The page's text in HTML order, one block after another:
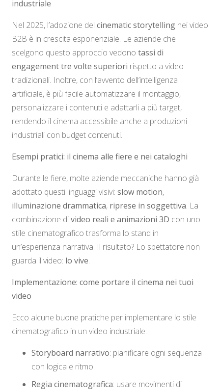
industriale
Nel 2025, l’adozione del cinematic storytelling nei video
B2B è in crescita esponenziale. Le aziende che
scelgono questo approccio vedono tassi di
engagement tre volte superiori rispetto a video
tradizionali. Inoltre, con l’avvento dell’intelligenza
artificiale, è più facile automatizzare il montaggio,
personalizzare i contenuti e adattarli a più target,
rendendo il cinema accessibile anche a produzioni
industriali con budget contenuti.
Esempi pratici: il cinema alle fiere e nei cataloghi
Durante le fiere, molte aziende meccaniche hanno già
adottato questi linguaggi visivi: slow motion,
illuminazione drammatica, riprese in soggettiva. La
combinazione divideo reali e animazioni 3D con uno
stile cinematografico trasforma lo stand in
un’esperienza narrativa. Il risultato? Lo spettatore non
guarda il video: lo vive.
Implementazione: come portare il cinema nei tuoi
video
Ecco alcune buone pratiche per implementare lo stile
cinematografico in un video industriale:
Storyboard narrativo: pianificare ogni sequenza
con logica e ritmo.
Regia cinematografica: usare movimenti di